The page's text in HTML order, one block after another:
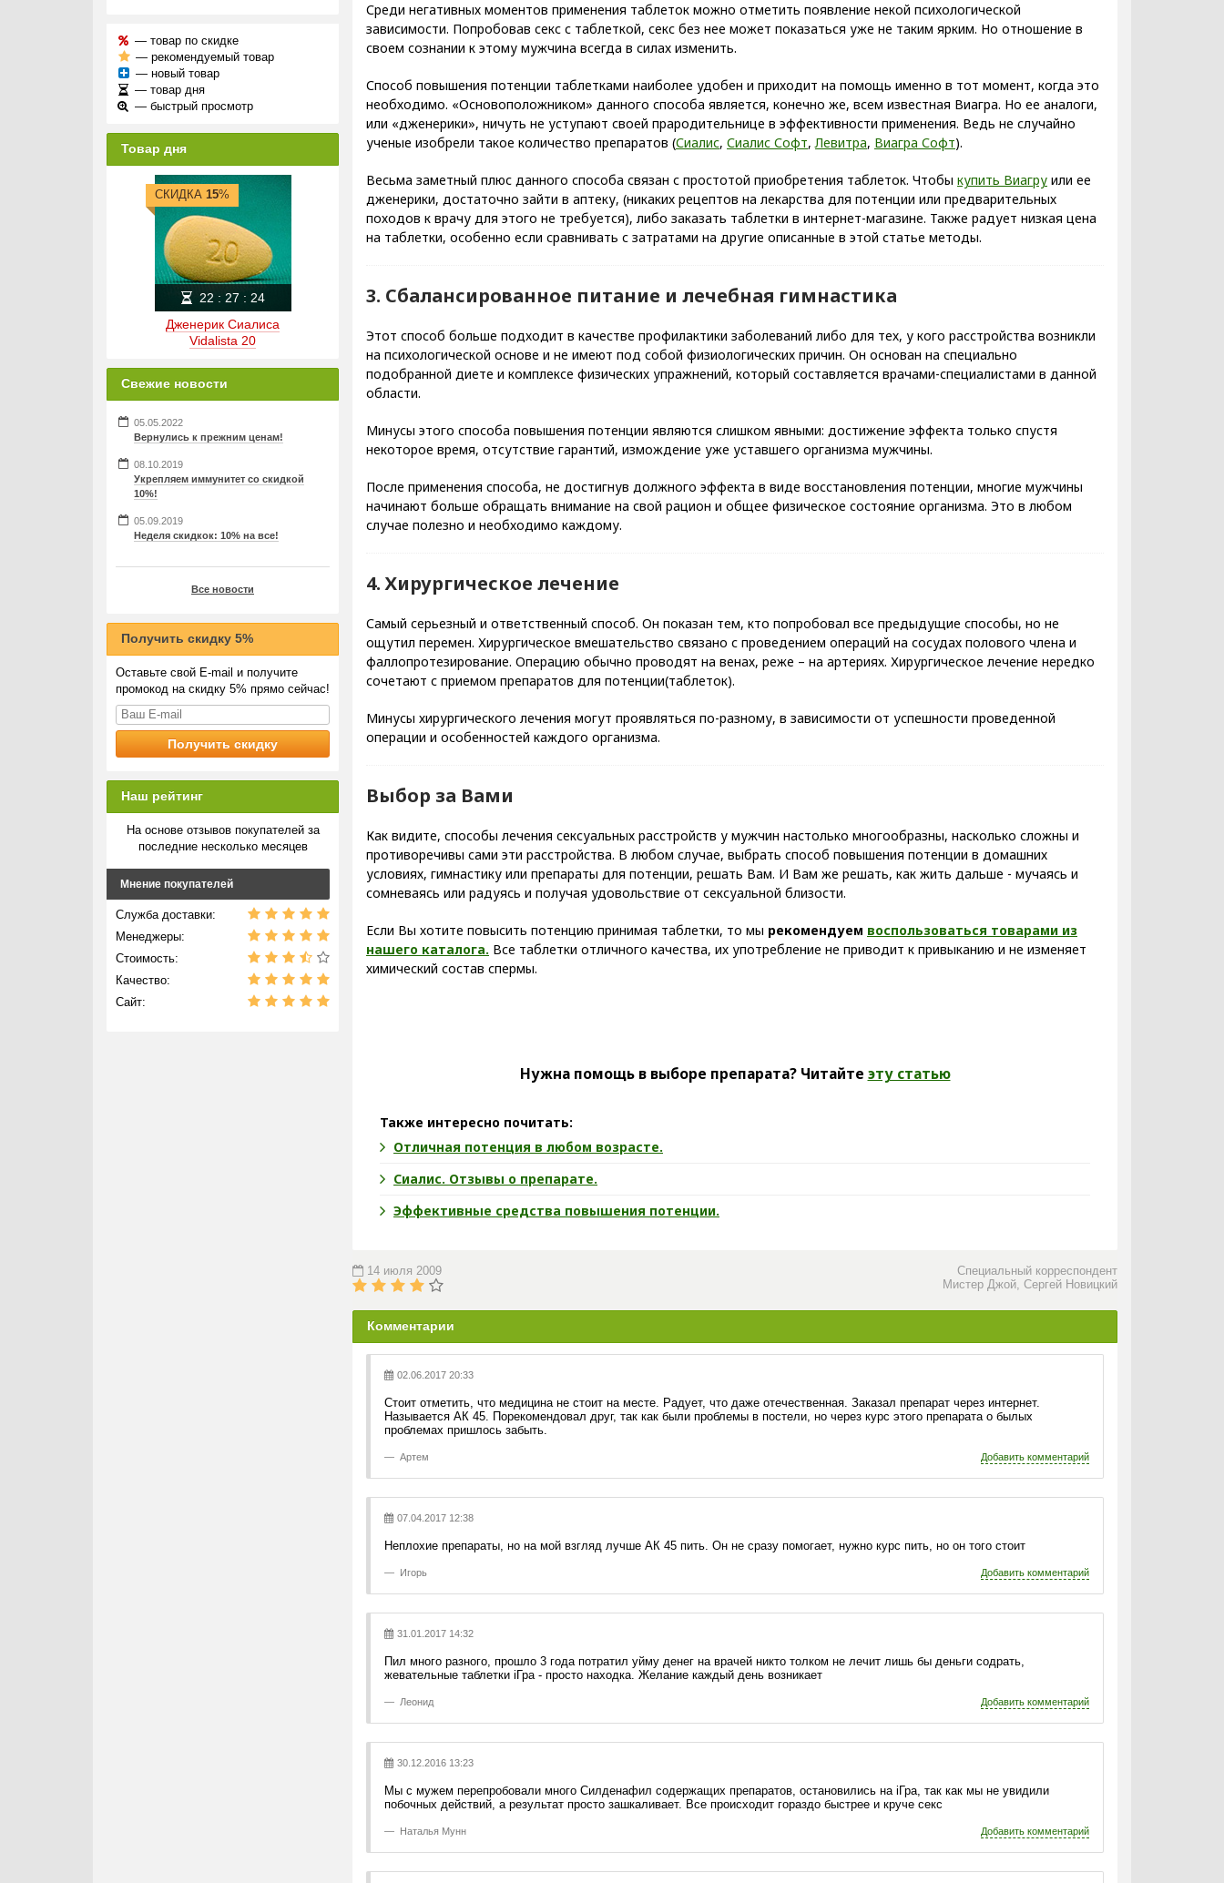
Среди негативных моментов применения таблеток можно отметить появление некой психологической
зависимости. Попробовав секс с таблеткой, секс без нее может показаться уже не таким ярким. Но отношение в
своем сознании к этому мужчина всегда в силах изменить.
Способ повышения потенции таблетками наиболее удобен и приходит на помощь именно в тот момент, когда это
необходимо. «Основоположником» данного способа является, конечно же, всем известная Виагра. Но ее аналоги,
или «дженерики», ничуть не уступают своей прародительнице в эффективности применения. Ведь не случайно
ученые изобрели такое количество препаратов (Сиалис, Сиалис Софт,Левитра, Виагра Софт).
Весьма заметный плюс данного способа связан с простотой приобретения таблеток. Чтобы купить Виагру или ее
дженерики, достаточно зайти в аптеку, (никаких рецептов на лекарства для потенции или предварительных
походов к врачу для этого не требуется), либо заказать таблетки в интернет-магазине. Также радует низкая цена
на таблетки, особенно если сравнивать с затратами на другие описанные в этой статье методы.
3. Сбалансированное питание и лечебная гимнастика
Этот способ больше подходит в качестве профилактики заболеваний либо для тех, у кого расстройства возникли
на психологической основе и не имеют под собой физиологических причин. Он основан на специально
подобранной диете и комплексе физических упражнений, который составляется врачами-специалистами в данной
области.
Минусы этого способа повышения потенции являются слишком явными: достижение эффекта только спустя
некоторое время, отсутствие гарантий, измождение уже уставшего организма мужчины.
После применения способа, не достигнув должного эффекта в виде восстановления потенции, многие мужчины
начинают больше обращать внимание на свой рацион и общее физическое состояние организма. Это в любом
случае полезно и необходимо каждому.
4. Хирургическое лечение
Самый серьезный и ответственный способ. Он показан тем, кто попробовал все предыдущие способы, но не
ощутил перемен. Хирургическое вмешательство связано с проведением операций на сосудах полового члена и
фаллопротезирование. Операцию обычно проводят на венах, реже – на артериях. Хирургическое лечение нередко
сочетают с приемом препаратов для потенции(таблеток).
Минусы хирургического лечения могут проявляться по-разному, в зависимости от успешности проведенной
операции и особенностей каждого организма.
Выбор за Вами
Как видите, способы лечения сексуальных расстройств у мужчин настолько многообразны, насколько сложны и
противоречивы сами эти расстройства. В любом случае, выбрать способ повышения потенции в домашних
условиях, гимнастику или препараты для потенции, решать Вам. И Вам же решать, как жить дальше - мучаясь и
сомневаясь или радуясь и получая удовольствие от сексуальной близости.
Если Вы хотите повысить потенцию принимая таблетки, то мы рекомендуем воспользоваться товарами из
нашего каталога. Все таблетки отличного качества, их употребление не приводит к привыканию и не изменяет
химический состав спермы.
Нужна помощь в выборе препарата? Читайте эту статью
Также интересно почитать:
Отличная потенция в любом возрасте.
Сиалис. Отзывы о препарате.
Эффективные средства повышения потенции.
Специальный корреспондент
Мистер Джой, Сергей Новицкий
14 июля 2009
Комментарии
02.06.2017 20:33
Стоит отметить, что медицина не стоит на месте. Радует, что даже отечественная. Заказал препарат через интернет.
Называется АК 45. Порекомендовал друг, так как были проблемы в постели, но через курс этого препарата о былых
проблемах пришлось забыть.
Добавить комментарий
Артем
07.04.2017 12:38
Неплохие препараты, но на мой взгляд лучше АК 45 пить. Он не сразу помогает, нужно курс пить, но он того стоит
Добавить комментарий
Игорь
31.01.2017 14:32
Пил много разного, прошло 3 года потратил уйму денег на врачей никто толком не лечит лишь бы деньги содрать,
жевательные таблетки iГра - просто находка. Желание каждый день возникает
Добавить комментарий
Леонид
30.12.2016 13:23
Мы с мужем перепробовали много Силденафил содержащих препаратов, остановились на iГра, так как мы не увидили
побочных действий, а результат просто зашкаливает. Все происходит гораздо быстрее и круче секс
Добавить комментарий
Наталья Мунн
— товар по скидке
— рекомендуемый товар
— новый товар
— товар дня
— быстрый просмотр
Товар дня
Дженерик Сиалиса
Vidalista 20
СКИДКА 15%
22 : 27 : 23
Свежие новости
05.05.2022
Вернулись к прежним ценам!
08.10.2019
Укрепляем иммунитет со скидкой
10%!
05.09.2019
Неделя скидкок: 10% на все!
Все новости
Получить скидку 5%
Оставьте свой E-mail и получите
промокод на скидку 5% прямо сейчас!
Наш рейтинг
На основе отзывов покупателей за
последние несколько месяцев
Мнение покупателей
Служба доставки:
Менеджеры:
Стоимость:
Качество:
Сайт: